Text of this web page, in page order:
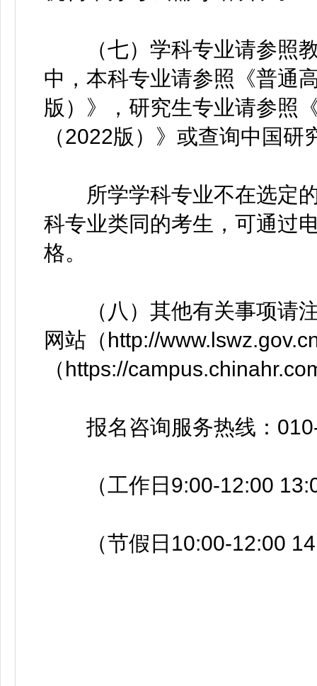
（七）学科专业请参照教
中，本科专业请参照《普通
版）》，研究生专业请参照
（2022版）》或查询中国研
所学学科专业不在选定的
科专业类同的考生，可通过
格。
（八）其他有关事项请注
网站（http://
（https://
报名咨询服务热线：
（工作日9:00-12:00
（节假日10:00-12:00